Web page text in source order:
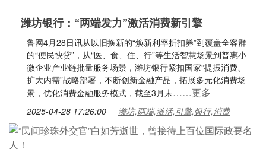
潍坊银行：“两端发力”激活消费新引擎
鲁网4月28日讯从以旧换新的“焕新利率折扣券”到覆盖全客群
的“便民快贷”，从“医、食、住、行”等生活智慧场景到普惠小
微企业产业链批量服务场景，潍坊银行紧扣国家“提振消费、
扩大内需”战略部署，不断创新金融产品，拓展多元化消费场
景，优化消费金融服务模式，截至3月末……更多
2025-04-28 17:26:00 潍坊,两端,激活,引擎,银行,消费